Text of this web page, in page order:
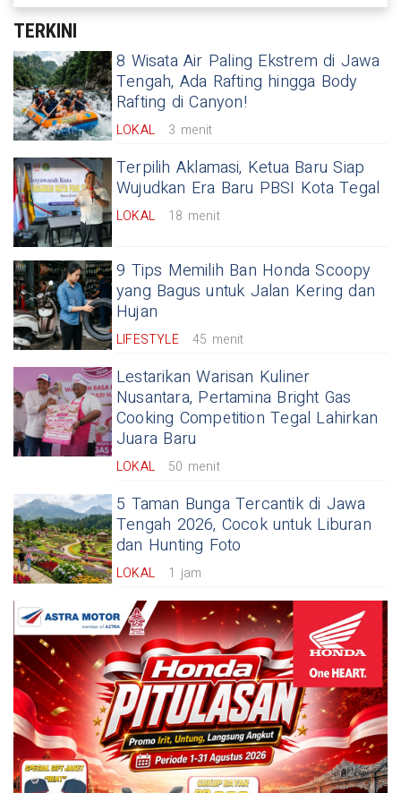
TERKINI
8 Wisata Air Paling Ekstrem di Jawa
Tengah, Ada Rafting hingga Body
Rafting di Canyon!
LOKAL 3 menit
Terpilih Aklamasi, Ketua Baru Siap
Wujudkan Era Baru PBSI Kota Tegal
LOKAL 18 menit
9 Tips Memilih Ban Honda Scoopy
yang Bagus untuk Jalan Kering dan
Hujan
LIFESTYLE 45 menit
Lestarikan Warisan Kuliner
Nusantara, Pertamina Bright Gas
Cooking Competition Tegal Lahirkan
Juara Baru
LOKAL 50 menit
5 Taman Bunga Tercantik di Jawa
Tengah 2026, Cocok untuk Liburan
dan Hunting Foto
LOKAL 1 jam